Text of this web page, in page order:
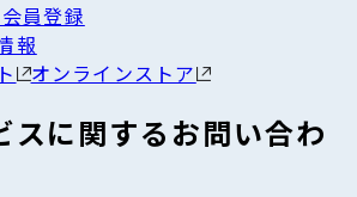
員登録
報
オンラインストア
スに関するお問い合わ